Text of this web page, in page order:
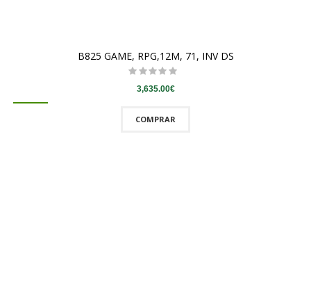
B825 GAME, RPG,12M, 71, INV DS
3,635.00€
COMPRAR